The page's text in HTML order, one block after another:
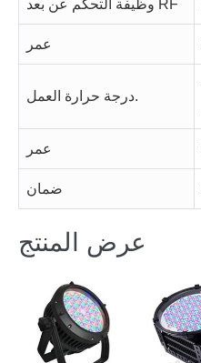
وظيفة التحكم عن بعد RF
عمر
درجة حرارة العمل.
عمر
ضمان
عرض المنتج